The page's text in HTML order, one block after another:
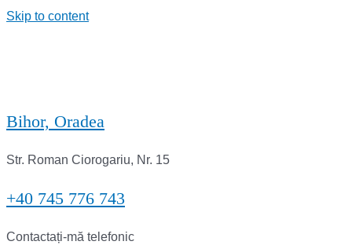
Skip to content
Bihor, Oradea
Str. Roman Ciorogariu, Nr. 15
+40 745 776 743
Contactați-mă telefonic